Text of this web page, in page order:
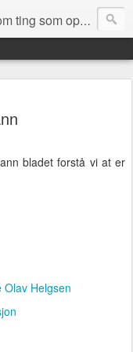
som skjer rundt meg i samfunnet.
bladet forstå vi at er
Olav Helgsen